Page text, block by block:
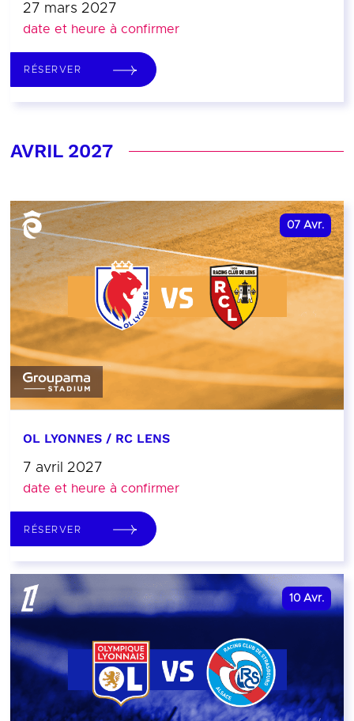
27 mars 2027
date et heure à confirmer
RÉSERVER
AVRIL 2027
07 Avr.
OL LYONNES / RC LENS
7 avril 2027
date et heure à confirmer
RÉSERVER
10 Avr.